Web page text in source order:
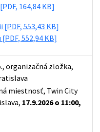
[PDF, 164,84 KB]
[PDF, 553,43 KB]
[PDF, 552,94 KB]
organizačná zložka,
miestnosť, Twin City
17.9.2026 o 11:00,